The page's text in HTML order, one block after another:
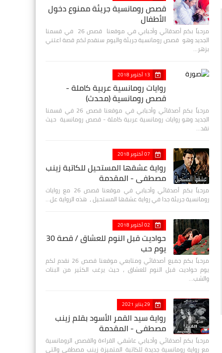
قصص رومانسية جريئة ممنوع دخول
الأطفال
مرحباً بكم أصدقائي وأحبابي في موقعنا قصص 26 في قسمنا
الجديد وهو قصص رومانسية جريئة واليوم سنقدم لكم قصة اعتني
بزهر…
13 أكتوبر 2018
روايات رومانسية عربية كاملة -
قصص رومانسية (محدث)
مرحباً بكم أصدقائي وأحبابي في موقعنا قصص 26 في قسمنا
الجديد وهو روايات رومانسية عربية كاملة - قصص رومانسية حيث
نقد…
07 أكتوبر 2018
رواية عشقها المستحيل للكاتبة زينب
مصطفي - المقدمة
مرحباً بكم أصدقائي وأحبابي في موقعنا قصص 26 مع روايات
رومانسية جريئة جدا في رواية عشقها المستحيل ، هذه الرواية عل…
02 أكتوبر 2018
حواديت قبل النوم للعشاق / قصة 30
يوم حب
مرحباً بكم جميع أصدقائي ومتابعي موقعنا قصص 26 نقدم لكم
يوم حواديت قبل النوم للعشاق ، حيث يرغب الكثير من البنات
والشب…
29 يناير 2021
رواية سيد القمر الأسود بقلم زينب
مصطفي - المقدمة
مرحباً بكم أصدقائي وأحبابي عاشقي القراءة والقصص الرومانسية
مع رواية رومانسية جديدة للكاتبة المتميزة زينب مصطفى والتي